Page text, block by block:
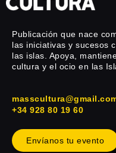
Publicación que nace
las iniciativas y sucesos
las islas. Apoya,
cultura y el ocio en las
+34 928 80 19 60
Envíanos tu evento